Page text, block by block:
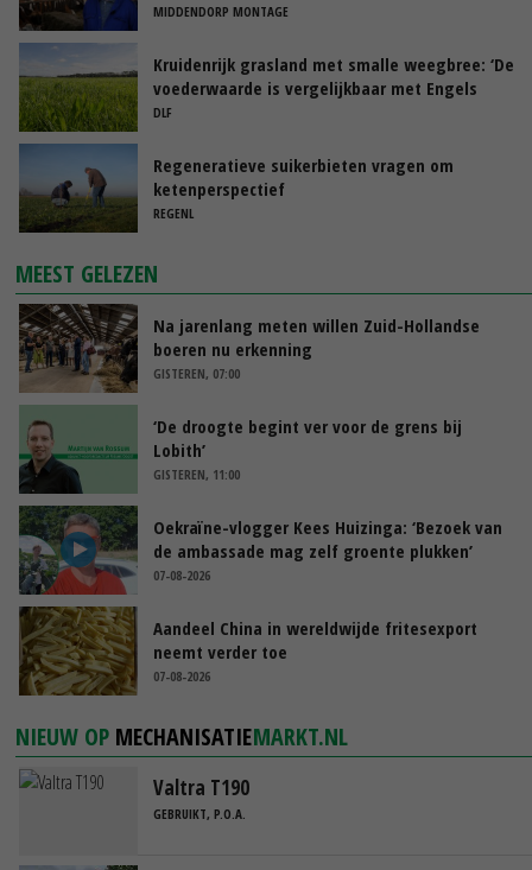
MIDDENDORP MONTAGE
Kruidenrijk grasland met smalle weegbree: ‘De
voederwaarde is vergelijkbaar met Engels
raaigras’
DLF
Regeneratieve suikerbieten vragen om
ketenperspectief
REGENL
MEEST GELEZEN
Na jarenlang meten willen Zuid-Hollandse
boeren nu erkenning
GISTEREN, 07:00
‘De droogte begint ver voor de grens bij
Lobith’
GISTEREN, 11:00
Oekraïne-vlogger Kees Huizinga: ‘Bezoek van
de ambassade mag zelf groente plukken’
07-08-2026
Aandeel China in wereldwijde fritesexport
neemt verder toe
07-08-2026
NIEUW OP MECHANISATIEMARKT.NL
Valtra T190
GEBRUIKT, P.O.A.